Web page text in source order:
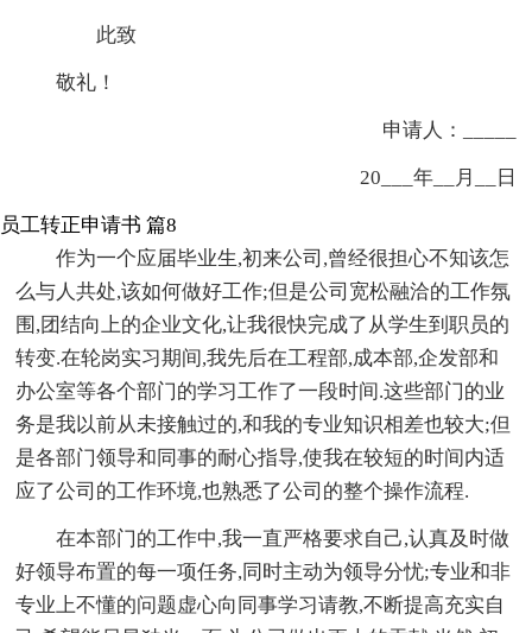
此致
敬礼！
申请人：_____
20___年__月__日
员工转正申请书 篇8
作为一个应届毕业生,初来公司,曾经很担心不知该怎
么与人共处,该如何做好工作;但是公司宽松融洽的工作氛
围,团结向上的企业文化,让我很快完成了从学生到职员的
转变.在轮岗实习期间,我先后在工程部,成本部,企发部和
办公室等各个部门的学习工作了一段时间.这些部门的业
务是我以前从未接触过的,和我的专业知识相差也较大;但
是各部门领导和同事的耐心指导,使我在较短的时间内适
应了公司的工作环境,也熟悉了公司的整个操作流程.
在本部门的工作中,我一直严格要求自己,认真及时做
好领导布置的每一项任务,同时主动为领导分忧;专业和非
专业上不懂的问题虚心向同事学习请教,不断提高充实自